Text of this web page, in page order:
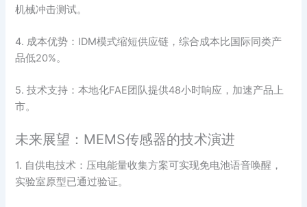
机械冲击测试。
4. 成本优势：IDM模式缩短供应链，综合成本比国际同类产
品低20%。
5. 技术支持：本地化FAE团队提供48小时响应，加速产品上
市。
未来展望：MEMS传感器的技术演进
1. 自供电技术：压电能量收集方案可实现免电池语音唤醒，
实验室原型已通过验证。